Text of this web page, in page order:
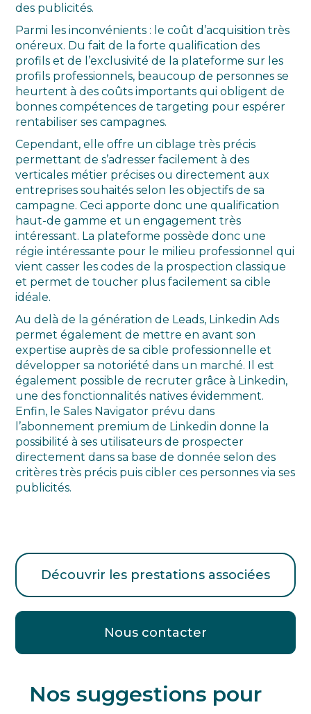
des publicités.
Parmi les inconvénients : le coût d’acquisition très
onéreux. Du fait de la forte qualification des
profils et de l’exclusivité de la plateforme sur les
profils professionnels, beaucoup de personnes se
heurtent à des coûts importants qui obligent de
bonnes compétences de targeting pour espérer
rentabiliser ses campagnes.
Cependant, elle offre un ciblage très précis
permettant de s’adresser facilement à des
verticales métier précises ou directement aux
entreprises souhaités selon les objectifs de sa
campagne. Ceci apporte donc une qualification
haut-de gamme et un engagement très
intéressant. La plateforme possède donc une
régie intéressante pour le milieu professionnel qui
vient casser les codes de la prospection classique
et permet de toucher plus facilement sa cible
idéale.
Au delà de la génération de Leads, Linkedin Ads
permet également de mettre en avant son
expertise auprès de sa cible professionnelle et
développer sa notoriété dans un marché. Il est
également possible de recruter grâce à Linkedin,
une des fonctionnalités natives évidemment.
Enfin, le Sales Navigator prévu dans
l’abonnement premium de Linkedin donne la
possibilité à ses utilisateurs de prospecter
directement dans sa base de donnée selon des
critères très précis puis cibler ces personnes via ses
publicités.
Découvrir les prestations associées
Nous contacter
Nos suggestions pour